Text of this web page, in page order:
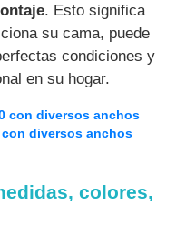
. Esto significa
su cama, puede
condiciones y
en su hogar.
con diversos anchos
colores,